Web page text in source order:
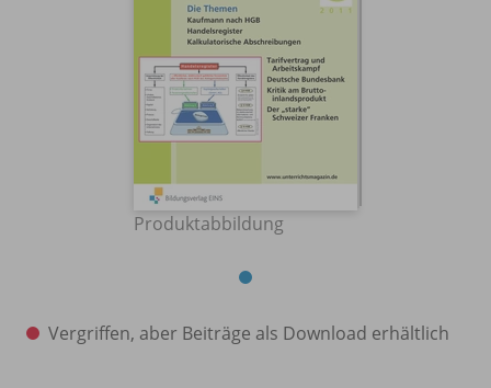
Produktabbildung
Vergriffen, aber Beiträge als Download erhältlich